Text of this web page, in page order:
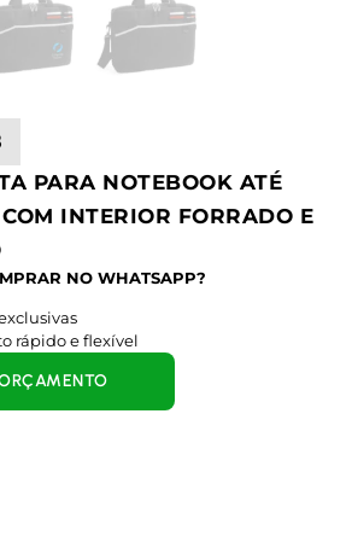
PARA NOTEBOOK ATÉ
INTERIOR FORRADO E
NO WHATSAPP?
rápido e flexível